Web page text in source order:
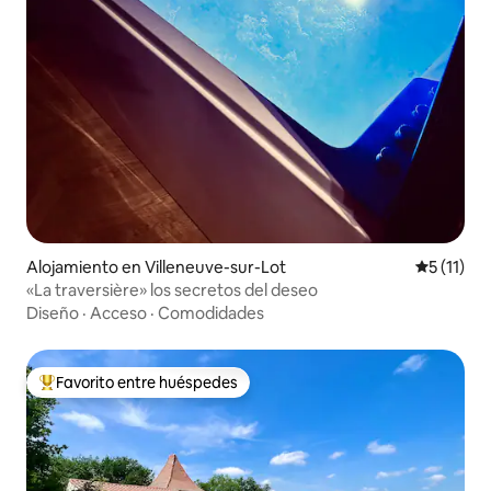
Alojamiento en Villeneuve-sur-Lot
5 (11)
«La traversière» los secretos del deseo
Diseño · Acceso · Comodidades
Favorito entre huéspedes preferido
Favorito entre huéspedes